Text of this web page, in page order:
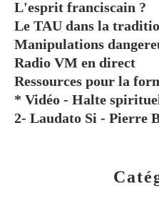
L'esprit franciscain ?
Le TAU dans la
Manipulations
Radio VM en direct
Ressources pour la
* Vidéo - Halte
2- Laudato Si - Pierre